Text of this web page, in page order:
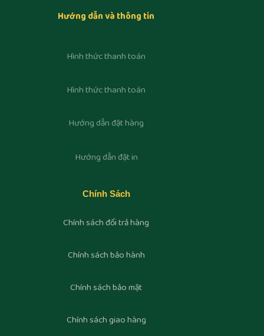
Hướng dẫn và thông tin
Hình thức thanh toán
Hình thức thanh toán
Hướng dẫn đặt hàng
Hướng dẫn đặt in
Chính Sách
Chính sách đổi trả hàng
Chính sách bảo hành
Chính sách bảo mật
Chính sách giao hàng